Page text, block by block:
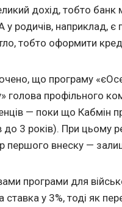
дохід, тобто банк
у родичів, наприклад,
тобто оформити
що програму
голова профільного
— поки що Кабмін
до 3 років). При цьому
першого внеску —
програми для
ставка у 3%, тоді як